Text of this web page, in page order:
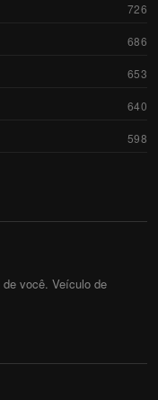
726
686
653
640
598
você. Veículo de